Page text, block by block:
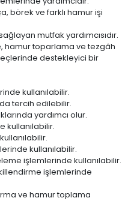
börek ve farklı hamur işi
mutfak yardımcısıdır.
hamur toparlama ve tezgâh
destekleyici bir
kullanılabilir.
tercih edilebilir.
yardımcı olur.
kullanılabilir.
kullanılabilir.
işlemlerinde kullanılabilir.
işlemlerinde
ve hamur toplama